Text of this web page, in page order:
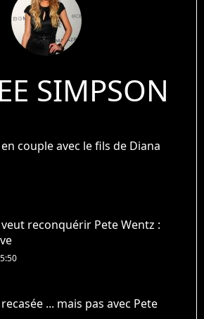
SIMPSON
couple avec le fils de Diana
reconquérir Pete Wentz :
... mais pas avec Pete